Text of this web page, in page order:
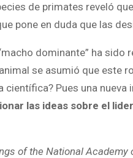
de primates reveló
pone en duda que las
dominante” ha
se asumió que este
científica? Pues una
las ideas sobre el
of the National Academy